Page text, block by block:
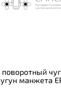
манжета